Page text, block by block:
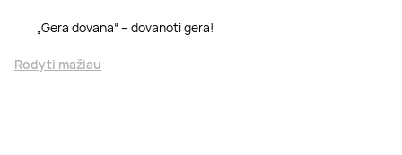
„Gera dovana“ – dovanoti gera!
Rodyti mažiau